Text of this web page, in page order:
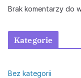
Brak komentarzy do
Kategorie
Bez kategorii